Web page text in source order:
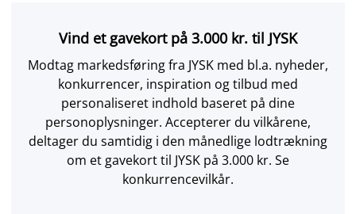
Vind et gavekort på 3.000 kr. til JYSK
Modtag markedsføring fra JYSK med bl.a. nyheder,
konkurrencer, inspiration og tilbud med
personaliseret indhold baseret på dine
personoplysninger. Accepterer du vilkårene,
deltager du samtidig i den månedlige lodtrækning
om et gavekort til JYSK på 3.000 kr. Se
konkurrencevilkår.